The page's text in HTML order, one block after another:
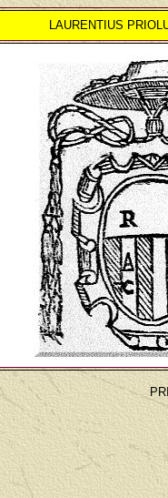
LAURENTIUS